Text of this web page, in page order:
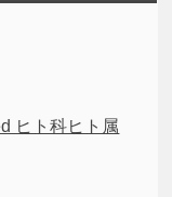
ヒト科ヒト属